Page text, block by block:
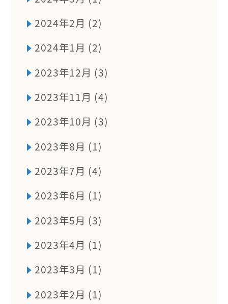
2024年2月 (2)
2024年1月 (2)
2023年12月 (3)
2023年11月 (4)
2023年10月 (3)
2023年8月 (1)
2023年7月 (4)
2023年6月 (1)
2023年5月 (3)
2023年4月 (1)
2023年3月 (1)
2023年2月 (1)